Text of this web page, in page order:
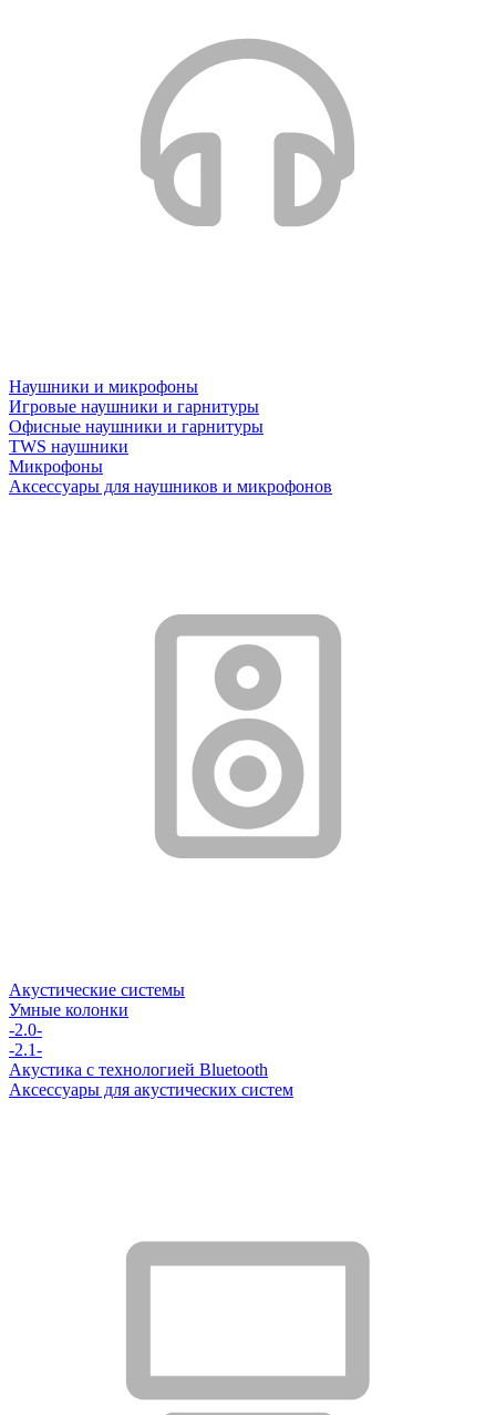
Наушники и микрофоны
Игровые наушники и гарнитуры
Офисные наушники и гарнитуры
TWS наушники
Микрофоны
Аксессуары для наушников и микрофонов
Акустические системы
Умные колонки
-2.0-
-2.1-
Акустика с технологией Bluetooth
Аксессуары для акустических систем